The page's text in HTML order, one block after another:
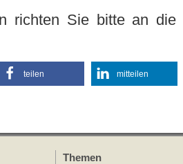
richten Sie bitte an die
teilen mitteilen
Themen